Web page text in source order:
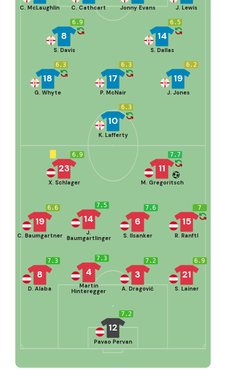
J. Lewis
Jonny Evans
C. Cathcart
C. McLaughlin
6.5
14
S. Dallas
6.9
8
S. Davis
6.2
19
J. Jones
6.3
17
P. McNair
6.3
18
G. Whyte
6.3
10
K. Lafferty
7.2
12
Pavao Pervan
7.3
8
D. Alaba
7.3
4
Martin
Hinteregger
7.2
3
A. Dragović
6.9
21
S. Lainer
6.6
19
C. Baumgartner
7.5
14
J.
Baumgartlinger
7.6
6
S. Ilsanker
7
15
R. Ranftl
6.9
23
X. Schlager
7.7
11
M. Gregoritsch